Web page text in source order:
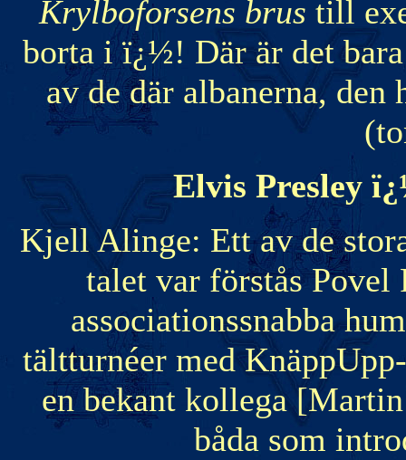
Krylboforsens brus till
borta i ï¿½! Där är det
av de där albanerna,
Elvis Presley
Kjell Alinge: Ett av de
talet var förstås Povel
associationssnabba
tältturnéer med
en bekant kollega
båda som